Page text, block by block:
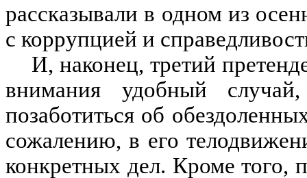
рассказывали в одном из
с коррупцией и
И, наконец, третий
внимания удобный
позаботиться об
сожалению, в его
конкретных дел. Кроме того,